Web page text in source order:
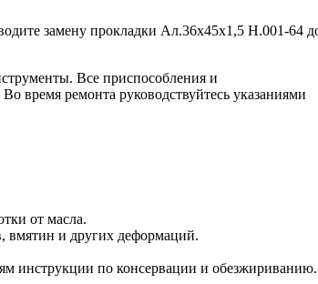
замену прокладки Ал.36х45х1,5 Н.001-64
Все приспособления и
время ремонта руководствуйтесь указаниями
от масла.
вмятин и других деформаций.
инструкции по консервации и обезжириванию.